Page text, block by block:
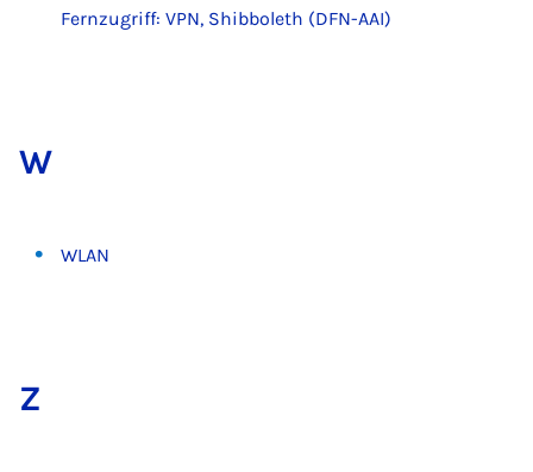
Fernzugriff: VPN, Shibboleth (DFN-AAI)
W
WLAN
Z